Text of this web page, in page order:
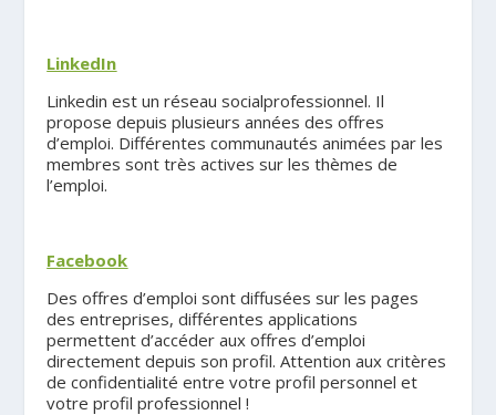
LinkedIn
Linkedin est un réseau socialprofessionnel. Il
propose depuis plusieurs années des offres
d’emploi. Différentes communautés animées par les
membres sont très actives sur les thèmes de
l’emploi.
Facebook
Des offres d’emploi sont diffusées sur les pages
des entreprises, différentes applications
permettent d’accéder aux offres d’emploi
directement depuis son profil. Attention aux critères
de confidentialité entre votre profil personnel et
votre profil professionnel !